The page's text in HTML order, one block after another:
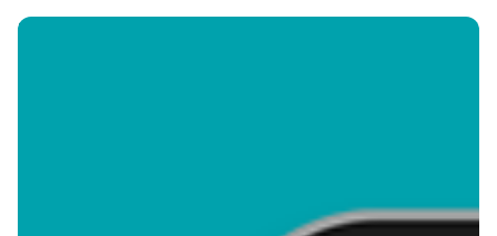
"/>